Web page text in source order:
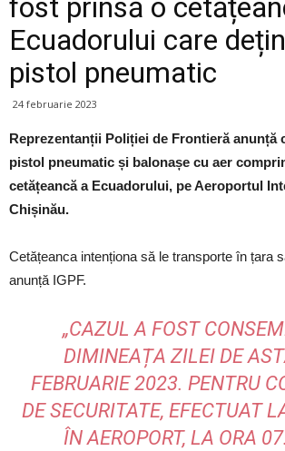
fost prinsă o
Ecuadorului care
pistol pneumatic
24 februarie 2023
Reprezentanții Poliției de Frontieră anunță
pistol pneumatic și balonașe cu aer
cetățeancă a Ecuadorului, pe Aeroportul
Chișinău.
Cetățeanca intenționa să le transporte în țara
anunță IGPF.
„CAZUL A FOST
DIMINEAȚA ZILEI DE
FEBRUARIE 2023. PENTRU
DE SECURITATE, EFECTUAT
ÎN AEROPORT, LA ORA